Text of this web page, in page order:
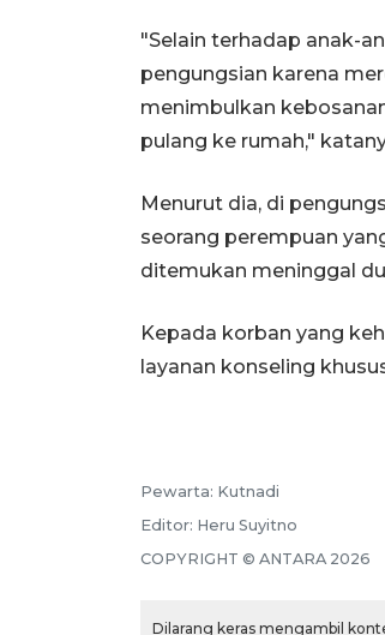
"Selain terhadap anak-
pengungsian karena
menimbulkan
pulang ke rumah,"
Menurut dia, di
seorang perempuan
ditemukan meninggal
Kepada korban yang
layanan konseling
Pewarta: Kutnadi
Editor: Heru Suyitno
COPYRIGHT © ANTARA 2026
Dilarang keras mengambil